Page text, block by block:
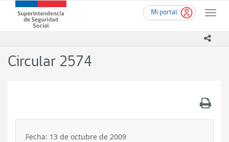
contenido
Mi portal
Toggle
Superintendencia
de
-
Circular 2574
Fecha: 13 de octubre de 2009